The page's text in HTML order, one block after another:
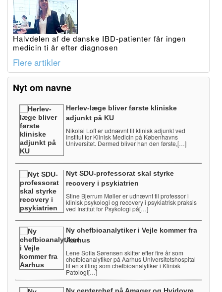
Halvdelen af de danske IBD-patienter får ingen
medicin ti år efter diagnosen
Flere artikler
Nyt om navne
Herlev-læge bliver første kliniske
adjunkt på KU
Nikolai Loft er udnævnt til klinisk adjunkt ved
Institut for Klinisk Medicin på Københavns
Universitet. Dermed bliver han den første,[…]
Nyt SDU-professorat skal styrke
recovery i psykiatrien
Stine Bjerrum Møller er udnævnt til professor i
klinisk psykologi og recovery i psykiatrisk praksis
ved Institut for Psykologi på[…]
Ny chefbioanalytiker i Vejle kommer fra
Aarhus
Lene Sofia Sørensen skifter efter fire år som
chefbioanalytiker på Aarhus Universitetshospital
til en stilling som chefbioanalytiker i Klinisk
Patologi[…]